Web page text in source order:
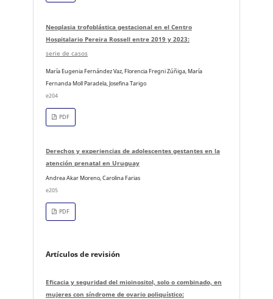
Neoplasia trofoblástica gestacional en el Centro
Hospitalario Pereira Rossell entre 2019 y 2023:
serie de casos
María Eugenia Fernández Vaz, Florencia Fregni Zúñiga, María
Fernanda Moll Paradela, Josefina Tarigo
e204
PDF
Derechos y experiencias de adolescentes gestantes en la
atención prenatal en Uruguay
Andrea Akar Moreno, Carolina Farias
e205
PDF
Artículos de revisión
Eficacia y seguridad del mioinositol, solo o combinado, en
mujeres con síndrome de ovario poliquístico: